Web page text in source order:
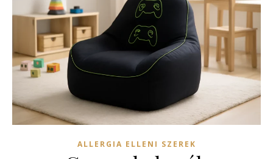
ALLERGIA ELLENI SZEREK